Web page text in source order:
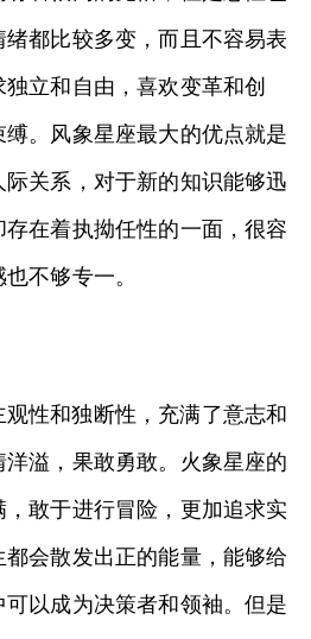
都比较多变，而且不容易表
立和自由，喜欢变革和创
。风象星座最大的优点就是
关系，对于新的知识能够迅
在着执拗任性的一面，很容
不够专一。
性和独断性，充满了意志和
溢，果敢勇敢。火象星座的
敢于进行冒险，更加追求实
会散发出正的能量，能够给
以成为决策者和领袖。但是